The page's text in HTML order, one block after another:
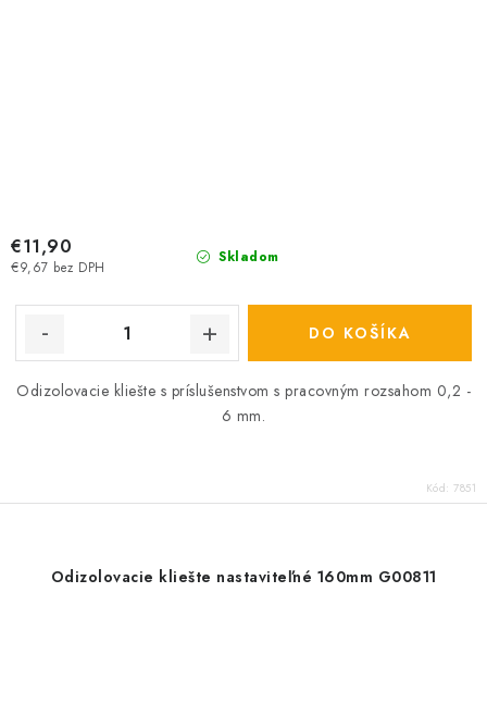
Skladom
€9,67 bez DPH
€11,90
DO KOŠÍKA
Odizolovacie kliešte s príslušenstvom s pracovným rozsahom 0,2 -
6 mm.
Kód: 7851
Odizolovacie kliešte nastaviteľné 160mm G00811